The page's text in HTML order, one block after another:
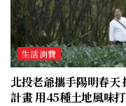
生活消費
北投老爺攜手陽明春
計畫 用45種土地風味